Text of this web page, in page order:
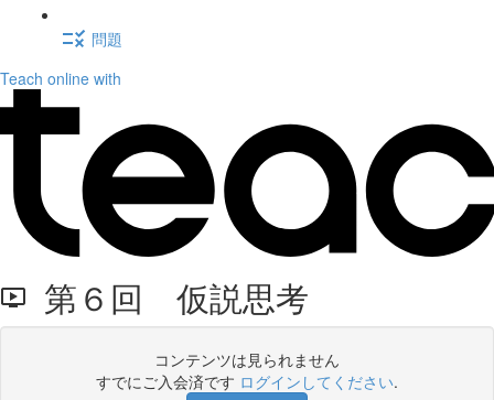
問題
Teach online with
第６回 仮説思考
コンテンツは見られません
すでにご入会済です ログインしてください.